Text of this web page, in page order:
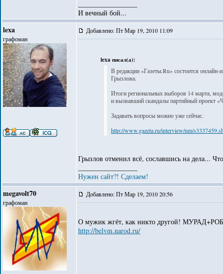
И вечный бой...
lexa
графоман
Добавлено: Пт Мар 19, 2010 11:09
lexa писал(а):
В редакции «Газеты.Ru» состоится
Грызлова.
Итоги региональных выборов 14 марта,
и вызвавший скандалы партийный проект
Задавать вопросы можно уже сейчас.
http://www.gazeta.ru/interview/nm/
Грызлов отменил всё, сославшись на дела...
Нужен сайт?! Сделаем!
megavolt70
графоман
Добавлено: Пт Мар 19, 2010 20:56
О мужик жгёт, как никто другой!
http://belvm.narod.ru/